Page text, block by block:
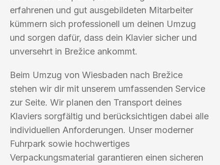
erfahrenen und gut ausgebildeten Mitarbeiter
kümmern sich professionell um deinen Umzug
und sorgen dafür, dass dein Klavier sicher und
unversehrt in Brežice ankommt.
Beim Umzug von Wiesbaden nach Brežice
stehen wir dir mit unserem umfassenden Service
zur Seite. Wir planen den Transport deines
Klaviers sorgfältig und berücksichtigen dabei alle
individuellen Anforderungen. Unser moderner
Fuhrpark sowie hochwertiges
Verpackungsmaterial garantieren einen sicheren